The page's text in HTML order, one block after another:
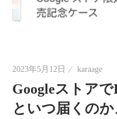
な
い
を
世
界
2023年5月12日 karaage
Googleストア
といつ届くの